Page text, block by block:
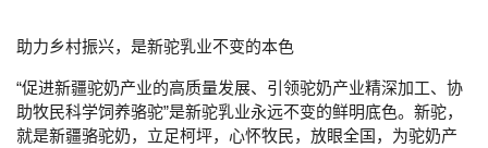
助力乡村振兴，是新驼乳业不变的本色
“促进新疆驼奶产业的高质量发展、引领驼奶产业精深加工、协
助牧民科学饲养骆驼”是新驼乳业永远不变的鲜明底色。新驼，
就是新疆骆驼奶，立足柯坪，心怀牧民，放眼全国，为驼奶产